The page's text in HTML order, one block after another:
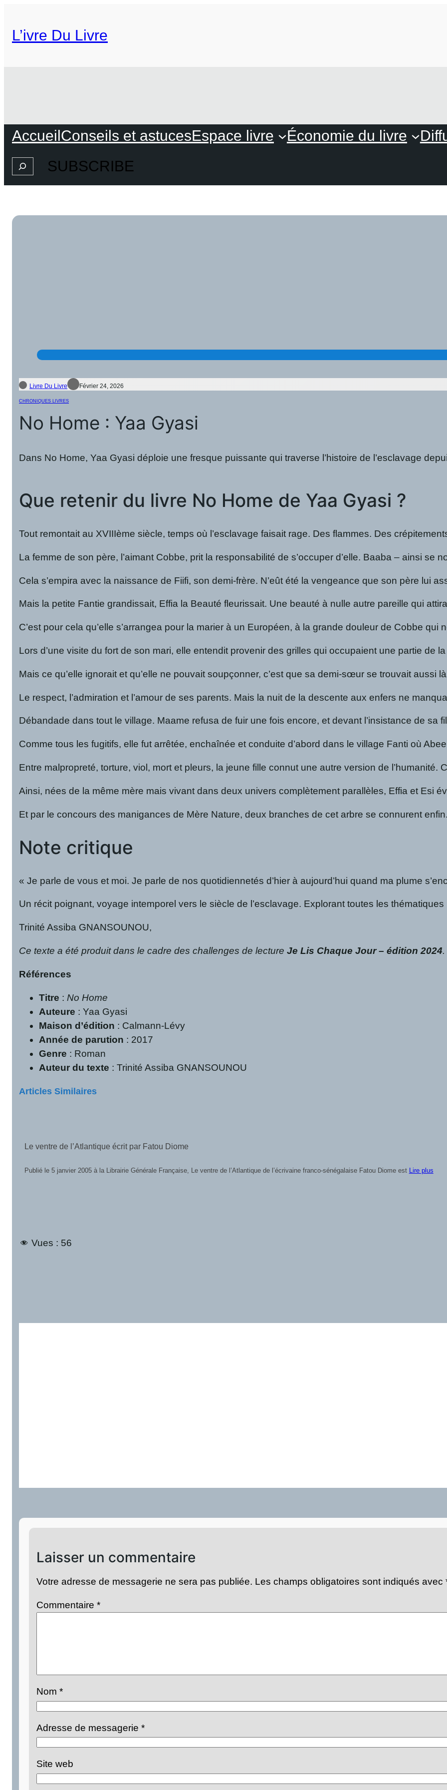
L’ivre Du Livre
AccueilConseils et astucesEspace livre Économie du livre
SearchSUBSCRIBE
Livre Du Livre Février 24, 2026
CHRONIQUES LIVRES
No Home : Yaa Gyasi
Dans No Home, Yaa Gyasi déploie une fresque puissante qui traverse l’histoire de l’esclavage
Que retenir du livre No Home de Yaa Gyasi ?
Tout remontait au XVIIIème siècle, temps où l’esclavage faisait rage. Des flammes. Des
La femme de son père, l’aimant Cobbe, prit la responsabilité de s’occuper d’elle. Baaba – ainsi
Cela s’empira avec la naissance de Fiifi, son demi-frère. N’eût été la vengeance que son père lui
Mais la petite Fantie grandissait, Effia la Beauté fleurissait. Une beauté à nulle autre pareille qui
C’est pour cela qu’elle s’arrangea pour la marier à un Européen, à la grande douleur de Cobbe
Lors d’une visite du fort de son mari, elle entendit provenir des grilles qui occupaient une partie
Mais ce qu’elle ignorait et qu’elle ne pouvait soupçonner, c’est que sa demi-sœur se trouvait
Le respect, l’admiration et l’amour de ses parents. Mais la nuit de la descente aux enfers ne
Débandade dans tout le village. Maame refusa de fuir une fois encore, et devant l’insistance de
Comme tous les fugitifs, elle fut arrêtée, enchaînée et conduite d’abord dans le village Fanti où
Entre malpropreté, torture, viol, mort et pleurs, la jeune fille connut une autre version de
Ainsi, nées de la même mère mais vivant dans deux univers complètement parallèles, Effia et
Et par le concours des manigances de Mère Nature, deux branches de cet arbre se connurent
Note critique
« Je parle de vous et moi. Je parle de nos quotidiennetés d’hier à aujourd’hui quand ma plume
Un récit poignant, voyage intemporel vers le siècle de l’esclavage. Explorant toutes les
Trinité Assiba GNANSOUNOU,
Ce texte a été produit dans le cadre des challenges de lectureJe Lis Chaque Jour – édition 2024.
Références
Titre : No Home
Auteure : Yaa Gyasi
Maison d’édition : Calmann-Lévy
Année de parution : 2017
Genre : Roman
Auteur du texte : Trinité Assiba GNANSOUNOU
Articles Similaires
Critique de la raison Nègre : Achille Mbembe
Critique de la raison nègre d’Achille Mbembe est un essai majeur dans lequel le philosophe camerounais propose une réflexion approfondieLire
Vues : 56
Laisser un commentaire
Votre adresse de messagerie ne sera pas publiée. Les champs obligatoires sont indiqués avec
Commentaire*
Nom*
Adresse de messagerie*
Site web